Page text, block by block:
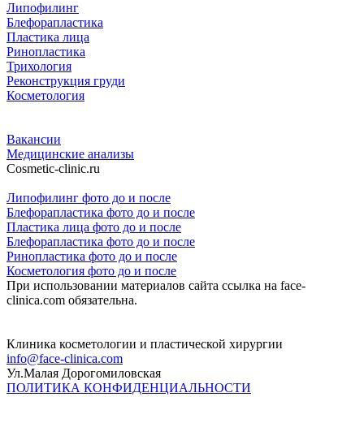
Липофилинг
Блефорапластика
Пластика лица
Ринопластика
Трихология
Реконструкция груди
Косметология
Вакансии
Медицинские анализы
Cosmetic-clinic.ru
Липофилинг фото до и после
Блефорапластика фото до и после
Пластика лица фото до и после
Блефорапластика фото до и после
Ринопластика фото до и после
Косметология фото до и после
При использовании материалов сайта ссылка на face-
clinica.com обязательна.
Клиника косметологии и пластической хирургии
info@face-clinica.com
Ул.Малая Дорогомиловская
ПОЛИТИКА КОНФИДЕНЦИАЛЬНОСТИ